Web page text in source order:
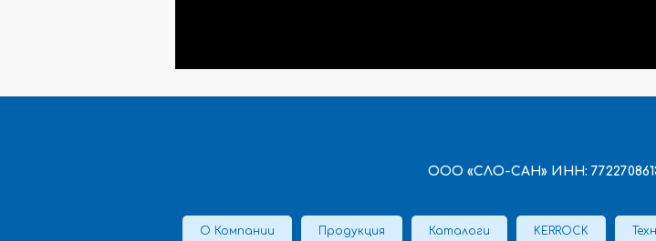
ООО «СЛО-САН» ИНН: 7722708613
О Компании Продукция Каталоги KERROCK